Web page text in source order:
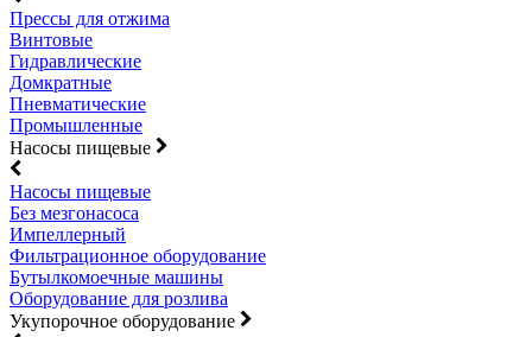
Прессы для отжима
Винтовые
Гидравлические
Домкратные
Пневматические
Промышленные
Насосы пищевые
Насосы пищевые
Без мезгонасоса
Импеллерный
Фильтрационное оборудование
Бутылкомоечные машины
Оборудование для розлива
Укупорочное оборудование